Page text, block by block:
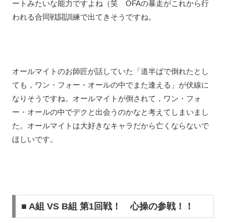
ートみたいな能力ですよね（笑 OFAの暴走がこれから行
われる合同戦闘訓練で出てきそうですね。
オールマイトのお師匠が話していた「道半ばで倒れたとし
ても，ワン・フォー・オールの中でまた逢える」が伏線に
なりそうですね。オールマイトが倒されて，ワン・フォ
ー・オールの中でデクと出会うのかなと考えてしまいまし
た。オールマイトは大好きなキャラだから亡くならないで
ほしいです。
■ A組 VS B組 第1回戦！ 心操の参戦！！